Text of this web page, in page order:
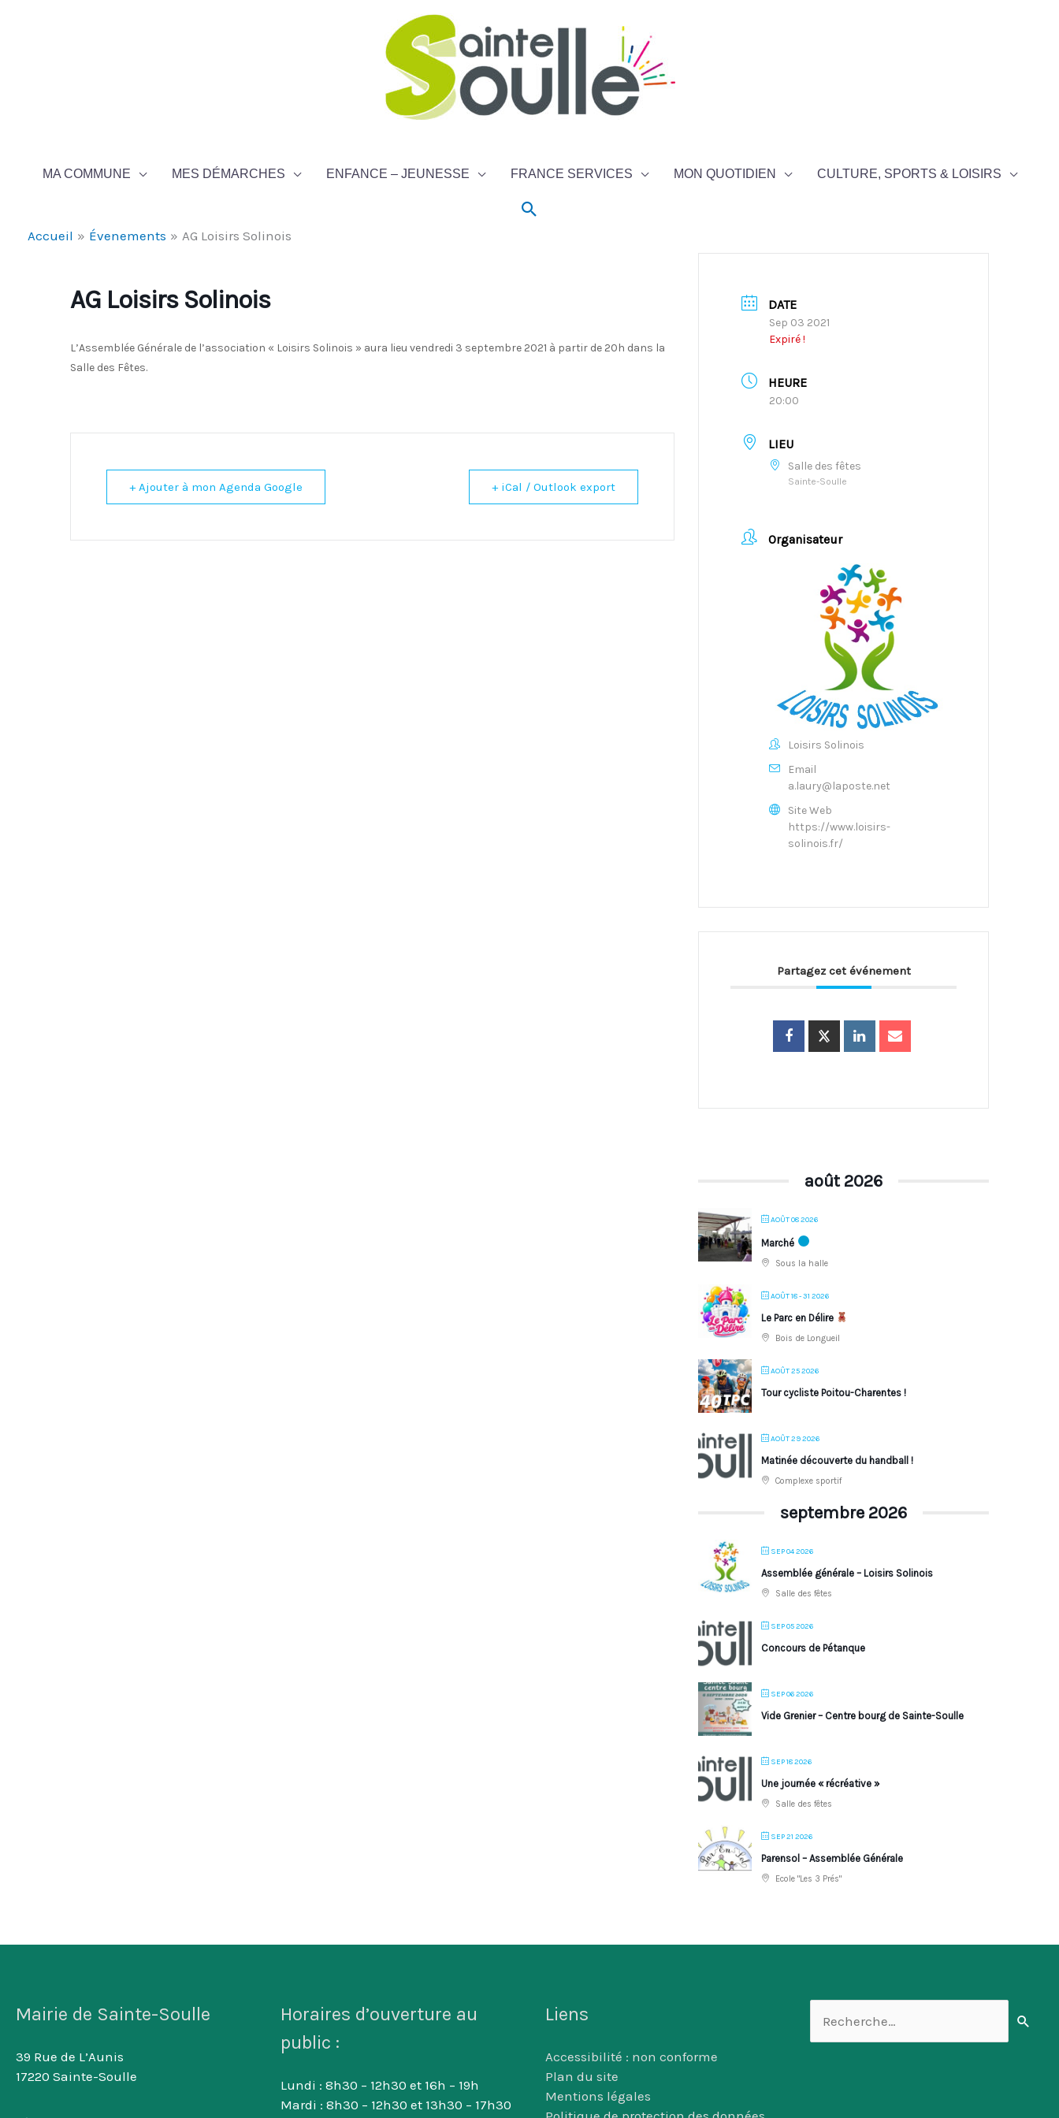
MA COMMUNE MES DÉMARCHES ENFANCE – JEUNESSE FRANCE SERVICES MON QUOTIDIEN CULTURE, SPORTS & LOISIRS
Rechercher
Accueil Évenements AG Loisirs Solinois
AG Loisirs Solinois
L’Assemblée Générale de l’association « Loisirs Solinois » aura lieu vendredi 3 septembre 2021 à partir de 20h dans la
Salle des Fêtes.
+ Ajouter à mon Agenda Google + iCal / Outlook export
DATE
Sep 03 2021
Expiré !
HEURE
20:00
LIEU
Salle des fêtes
Sainte-Soulle
Organisateur
Loisirs Solinois
Email
a.laury@laposte.net
Site Web
https://www.loisirs-
solinois.fr/
Partagez cet événement
août 2026
AOÛT 08 2026
Marché
Sous la halle
AOÛT 18 - 31 2026
Le Parc en Délire
Bois de Longueil
AOÛT 25 2026
Tour cycliste Poitou-Charentes !
AOÛT 29 2026
Matinée découverte du handball !
Complexe sportif
septembre 2026
SEP 04 2026
Assemblée générale – Loisirs Solinois
Salle des fêtes
SEP 05 2026
Concours de Pétanque
SEP 06 2026
Vide Grenier – Centre bourg de Sainte-Soulle
SEP 18 2026
Une journée « récréative »
Salle des fêtes
SEP 21 2026
Parensol – Assemblée Générale
Ecole "Les 3 Prés"
Mairie de Sainte-Soulle
39 Rue de L’Aunis
17220 Sainte-Soulle
Horaires d’ouverture au
public :
Lundi : 8h30 – 12h30 et 16h – 19h
Mardi : 8h30 – 12h30 et 13h30 – 17h30
Liens
Accessibilité : non conforme
Plan du site
Mentions légales